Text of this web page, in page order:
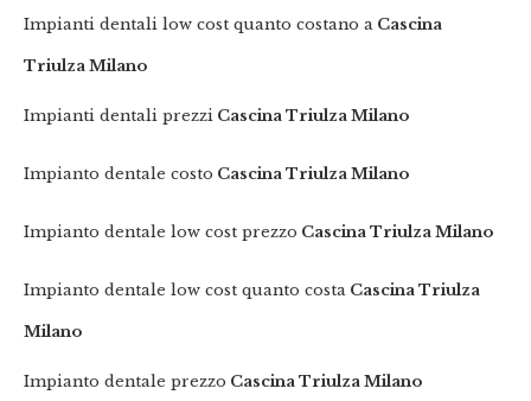
Impianti dentali low cost quanto costano a Cascina
Triulza Milano
Impianti dentali prezzi Cascina Triulza Milano
Impianto dentale costo Cascina Triulza Milano
Impianto dentale low cost prezzo Cascina Triulza Milano
Impianto dentale low cost quanto costa Cascina Triulza
Milano
Impianto dentale prezzo Cascina Triulza Milano